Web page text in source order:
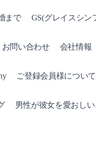
まで GS(グレイスシン
問い合わせ 会社情報
ご登録会員様について
男性が彼女を愛おし